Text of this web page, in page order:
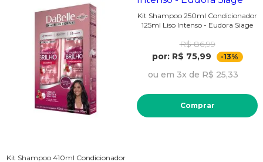
Kit Shampoo 410ml Condicionador
Kit Shampoo 250ml Condicionador
125ml Liso Intenso - Eudora Siage
R$ 86,99
por: R$ 75,99
-13%
ou em 3x de R$ 25,33
Comprar